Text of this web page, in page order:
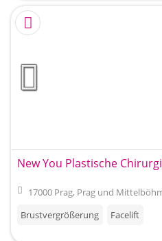
New You Plastische
17000 Prag, Prag und
Brustvergrößerung
Facelift